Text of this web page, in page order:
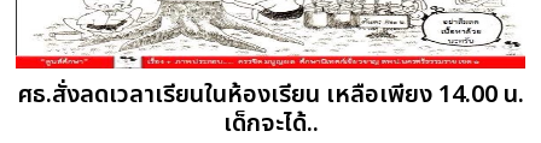
ศธ.สั่งลดเวลาเรียนในห้องเรียน เหลือเพียง 14.00 น.
เด็กจะได้..